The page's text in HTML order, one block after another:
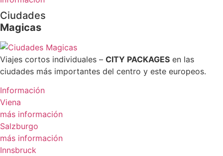
Ciudades
Magicas
Viajes cortos individuales – CITY PACKAGES en las
ciudades más importantes del centro y este europeos.
Información
Viena
más información
Salzburgo
más información
Innsbruck